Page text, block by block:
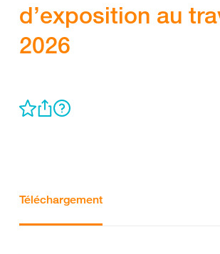
d’exposition au
2026
Téléchargement